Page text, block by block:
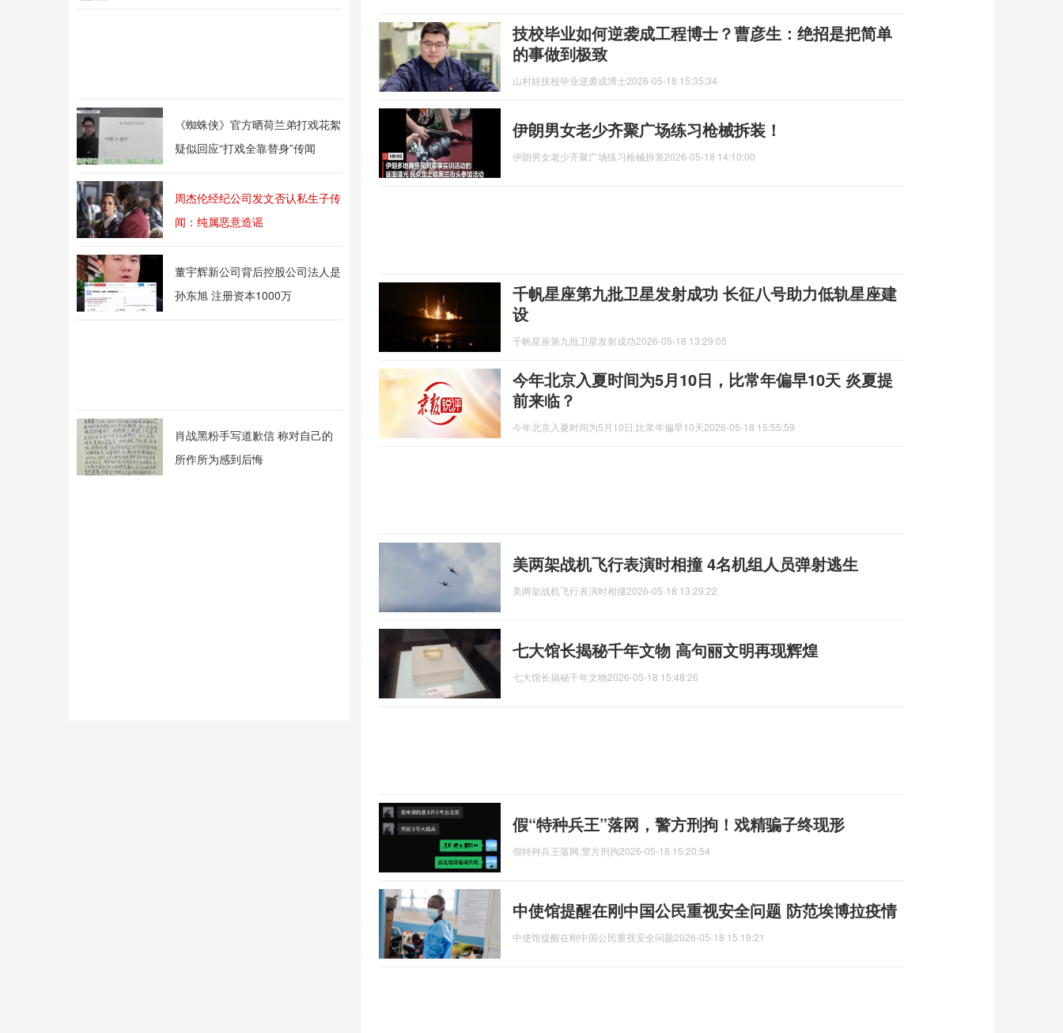
《蜘蛛侠》官方晒荷兰弟打戏花絮
疑似回应“打戏全靠替身”传闻
周杰伦经纪公司发文否认私生子传
闻：纯属恶意造谣
董宇辉新公司背后控股公司法人是
孙东旭 注册资本1000万
肖战黑粉手写道歉信 称对自己的
所作所为感到后悔
技校毕业如何逆袭成工程博士？曹彦生：绝招是把简单
的事做到极致
山村娃技校毕业逆袭成博士2026-05-18 15:35:34
伊朗男女老少齐聚广场练习枪械拆装！
伊朗男女老少齐聚广场练习枪械拆装2026-05-18 14:10:00
千帆星座第九批卫星发射成功 长征八号助力低轨星座建
设
千帆星座第九批卫星发射成功2026-05-18 13:29:05
今年北京入夏时间为5月10日，比常年偏早10天 炎夏提
前来临？
今年北京入夏时间为5月10日,比常年偏早10天2026-05-18 15:55:59
美两架战机飞行表演时相撞 4名机组人员弹射逃生
美两架战机飞行表演时相撞2026-05-18 13:29:22
七大馆长揭秘千年文物 高句丽文明再现辉煌
七大馆长揭秘千年文物2026-05-18 15:48:26
假“特种兵王”落网，警方刑拘！戏精骗子终现形
假特种兵王落网,警方刑拘2026-05-18 15:20:54
中使馆提醒在刚中国公民重视安全问题 防范埃博拉疫情
中使馆提醒在刚中国公民重视安全问题2026-05-18 15:19:21